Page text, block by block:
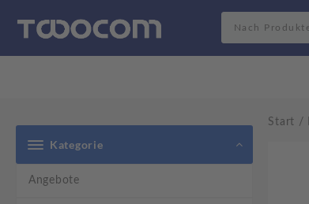
Kategorie
Angebote
Start /